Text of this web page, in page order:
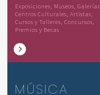
Exposiciones, Museos, Galerías,
Centros Culturales, Artistas,
Cursos y Talleres, Concursos,
Premios y Becas
MÚSICA